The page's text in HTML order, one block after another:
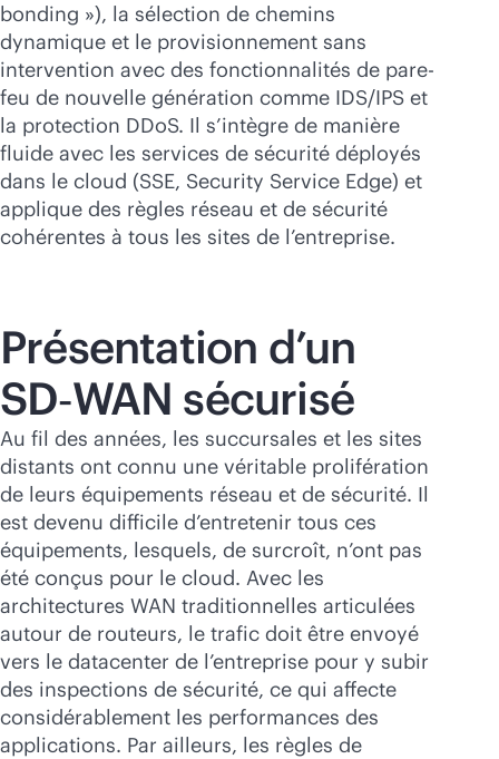
bonding »), la sélection de chemins
dynamique et le provisionnement sans
intervention avec des fonctionnalités de pare-
feu de nouvelle génération comme IDS/IPS et
la protection DDoS. Il s’intègre de manière
fluide avec les services de sécurité déployés
dans le cloud (SSE, Security Service Edge) et
applique des règles réseau et de sécurité
cohérentes à tous les sites de l’entreprise.
Présentation d’un
SD‑WAN sécurisé
Au fil des années, les succursales et les sites
distants ont connu une véritable prolifération
de leurs équipements réseau et de sécurité. Il
est devenu difficile d’entretenir tous ces
équipements, lesquels, de surcroît, n’ont pas
été conçus pour le cloud. Avec les
architectures WAN traditionnelles articulées
autour de routeurs, le trafic doit être envoyé
vers le datacenter de l’entreprise pour y subir
des inspections de sécurité, ce qui affecte
considérablement les performances des
applications. Par ailleurs, les règles de